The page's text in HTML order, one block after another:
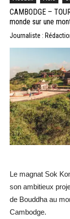
CAMBODGE –
monde sur une
Journaliste :
Le magnat Sok
son ambitieux
de Bouddha au
Cambodge.